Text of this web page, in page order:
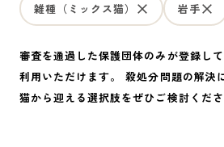
雑種（ミックス猫） 岩手
審査を通過した保護団体のみが登録し
利用いただけます。 殺処分問題の解決
猫から迎える選択肢をぜひご検討くださ